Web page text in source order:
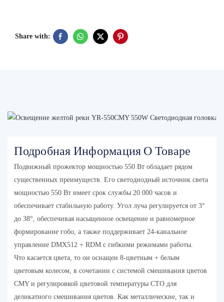
Share with:
Подробная Информация О Товаре
Подвижный прожектор мощностью 550 Вт обладает рядом
существенных преимуществ. Его светодиодный источник света
мощностью 550 Вт имеет срок службы 20 000 часов и
обеспечивает стабильную работу. Угол луча регулируется от 3°
до 38°, обеспечивая насыщенное освещение и равномерное
формирование гобо, а также поддерживает 24-канальное
управление DMX512 + RDM с гибкими режимами работы.
Что касается цвета, то он оснащен 8-цветным + белым
цветовым колесом, в сочетании с системой смешивания цветов
CMY и регулировкой цветовой температуры CTO для
деликатного смешивания цветов. Как металлические, так и